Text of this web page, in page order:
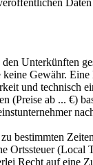
Unterkünften
keine Gewähr.
und technisch
(Preise ab ... €)
bestimmten
Ortssteuer
Recht auf eine